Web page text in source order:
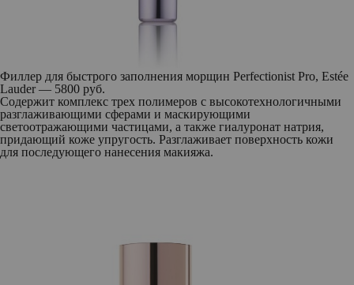
Филлер для быстрого заполнения морщин Perfectionist Pro, Estée
Lauder — 5800 руб.
Содержит комплекс трех полимеров с высокотехнологичными
разглаживающими сферами и маскирующими
светоотражающими частицами, а также гиалуронат натрия,
придающий коже упругость. Разглаживает поверхность кожи
для последующего нанесения макияжа.